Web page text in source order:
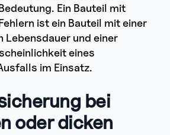
Ein Bauteil mit
ist ein Bauteil mit einer
Lebensdauer und einer
eines
im Einsatz.
bei
oder dicken